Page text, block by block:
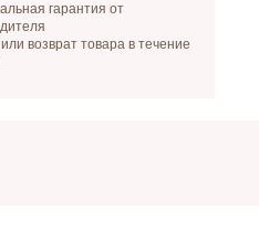
гарантия от
возврат товара в течение